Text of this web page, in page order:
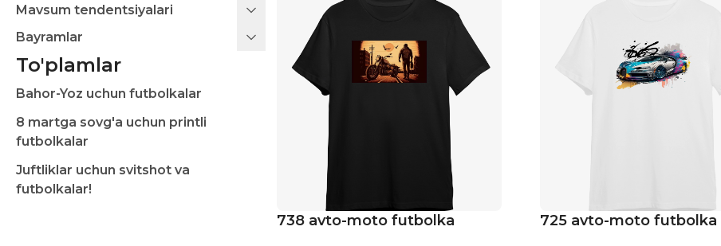
Mavsum tendentsiyalari
Bayramlar
To'plamlar
Bahor-Yoz uchun futbolkalar
8 martga sovg'a uchun printli
futbolkalar
Juftliklar uchun svitshot va
futbolkalar!
738 avto-moto futbolka 725 avto-moto futbolka